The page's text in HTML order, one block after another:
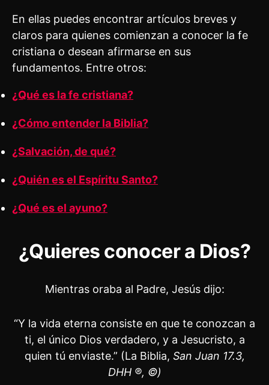
En ellas puedes encontrar artículos breves y
claros para quienes comienzan a conocer la fe
cristiana o desean afirmarse en sus
fundamentos. Entre otros:
¿Qué es la fe cristiana?
¿Cómo entender la Biblia?
¿Salvación, de qué?
¿Quién es el Espíritu Santo?
¿Qué es el ayuno?
¿Quieres conocer a Dios?
Mientras oraba al Padre, Jesús dijo:
“Y la vida eterna consiste en que te conozcan a
ti, el único Dios verdadero, y a Jesucristo, a
quien tú enviaste.” (La Biblia, San Juan 17.3,
DHH ®, ©)